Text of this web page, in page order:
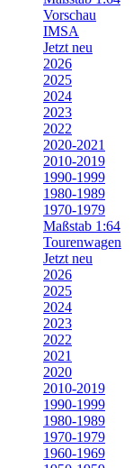
Vorschau
IMSA
Jetzt neu
2026
2025
2024
2023
2022
2020-2021
2010-2019
1990-1999
1980-1989
1970-1979
Maßstab 1:64
Tourenwagen
Jetzt neu
2026
2025
2024
2023
2022
2021
2020
2010-2019
1990-1999
1980-1989
1970-1979
1960-1969